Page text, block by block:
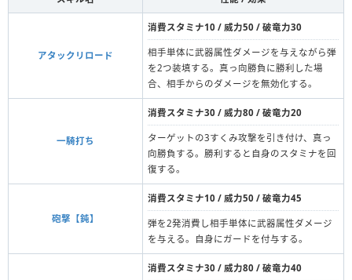
アタックリロード
消費スタミナ10 / 威力50 / 破竜力30
相手単体に武器属性ダメージを与えながら弾
を2つ装填する。真っ向勝負に勝利した場
合、相手からのダメージを無効化する。
一騎打ち
消費スタミナ30 / 威力80 / 破竜力20
ターゲットの3すくみ攻撃を引き付け、真っ
向勝負する。勝利すると自身のスタミナを回
復する。
砲撃【鈍】
消費スタミナ10 / 威力50 / 破竜力45
弾を2発消費し相手単体に武器属性ダメージ
を与える。自身にガードを付与する。
消費スタミナ30 / 威力80 / 破竜力40